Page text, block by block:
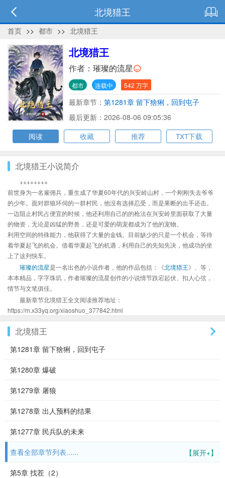
北境猎王
首页 >> 都市 >> 北境猎王
北境猎王
作者： 璀璨的流星
都市 连载中 542 万字
最新章节： 第1281章 留下猞猁，回到屯子
最后更新：2026-08-06 09:05:36
阅读
收藏 推荐 TXT下载
北境猎王小说简介
++++++++
前世身为一名雇佣兵，重生成了华夏60年代的兴安岭山村，一个刚刚失去爷爷
的少年。面对群狼环伺的一群村民，他没有选择忍受，而是果断的出手还击。
一边阻止村民占便宜的时候，他还利用自己的的枪法在兴安岭里面获取了大量
的物资，无论是凶猛的野兽，还是可爱的萌宠都成为了他的宠物。
利用空间的特殊能力，他获得了大量的金钱。目前缺少的只是一个机会，等待
着华夏起飞的机会。借着华夏起飞的机遇，利用自己的先知先决，他成功的坐
上了这列快车。
璀璨的流星是一名出色的小说作者，他的作品包括：《北境猎王》、等，
本本精品，字字珠玑，作者璀璨的流星创作的小说情节跌宕起伏、扣人心弦，
情节与文笔俱佳。
最新章节北境猎王全文阅读推荐地址：
https://m.x33yq.org/xiaoshuo_377842.html
北境猎王
第1281章 留下猞猁，回到屯子
第1280章 爆破
第1279章 屠狼
第1278章 出人预料的结果
第1277章 民兵队的未来
【展开+】
查看全部章节列表......
第5章 找茬（2）